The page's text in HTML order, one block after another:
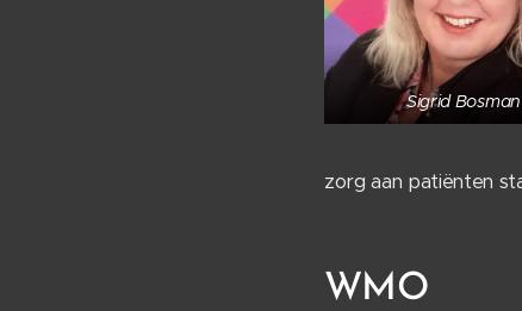
Sigrid Bosman
zorg aan patiënten
WMO